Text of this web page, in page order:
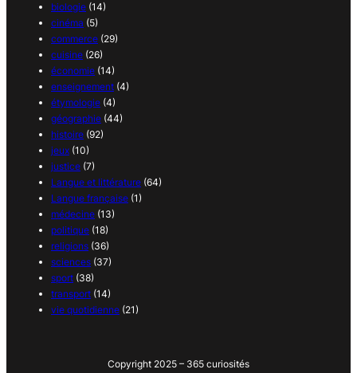
biologie (14)
cinéma (5)
commerce (29)
cuisine (26)
économie (14)
enseignement (4)
étymologie (4)
géographie (44)
histoire (92)
jeux (10)
justice (7)
Langue et littérature (64)
Langue française (1)
médecine (13)
politique (18)
religions (36)
sciences (37)
sport (38)
transport (14)
vie quotidienne (21)
Copyright 2025 – 365 curiosités